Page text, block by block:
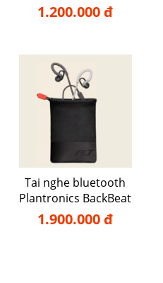
1.200.000 đ
Tai nghe bluetooth
Plantronics BackBeat
FIT 350
1.900.000 đ